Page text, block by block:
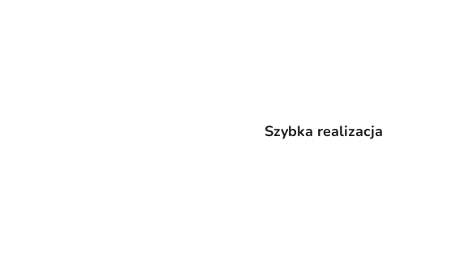
Szybka realizacja